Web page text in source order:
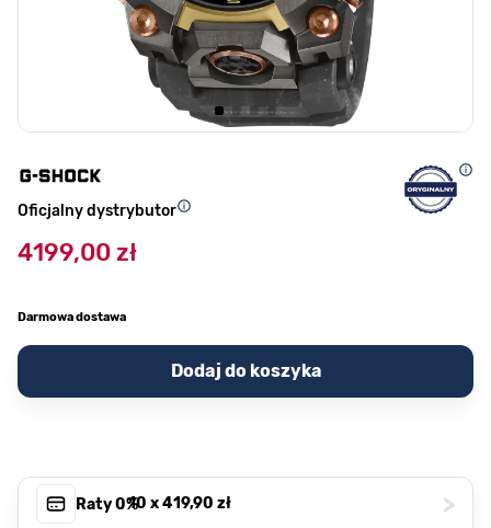
Oficjalny dystrybutor
4199,00 zł
Darmowa dostawa
Dodaj do koszyka
Raty 0%, 10 x419,90 zł >